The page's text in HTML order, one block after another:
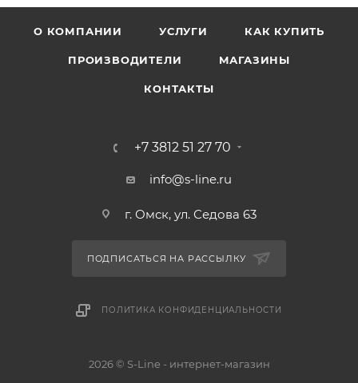
О КОМПАНИИ УСЛУГИ КАК КУПИТЬ
ПРОИЗВОДИТЕЛИ МАГАЗИНЫ
КОНТАКТЫ
+7 3812 51 27 70
info@s-line.ru
г. Омск, ул. Седова 63
ПОДПИСАТЬСЯ НА РАССЫЛКУ
ПОЛИТИКА КОНФИДЕНЦИАЛЬНОСТИ
2026 © S-Line - интернет-магазин